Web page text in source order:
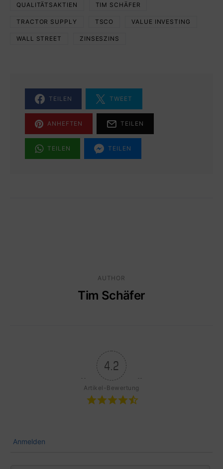
QUALITÄTSAKTIEN TIM SCHÄFER
TRACTOR SUPPLY TSCO VALUE INVESTING
WALL STREET ZINSESZINS
TEILEN TWEET
ANHEFTEN TEILEN
TEILEN TEILEN
AUTHOR
Tim Schäfer
4.2
Artikel-Bewertung
Anmelden